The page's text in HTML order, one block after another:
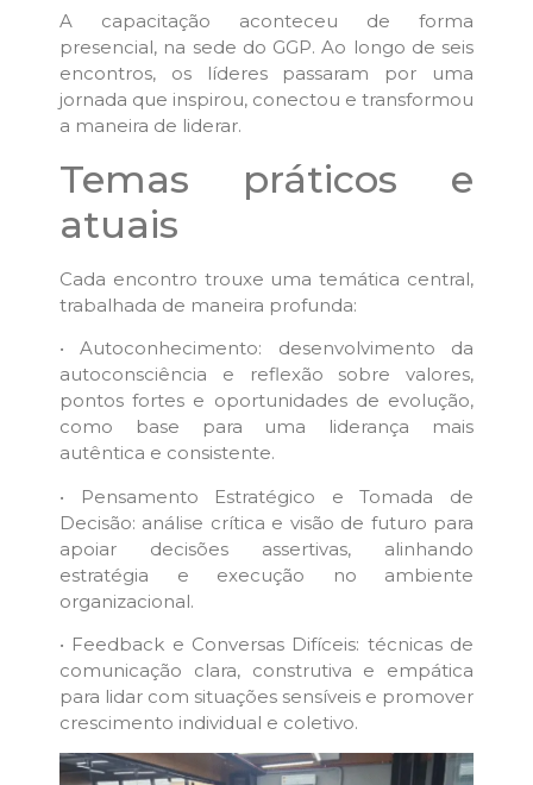
A capacitação aconteceu de forma
presencial, na sede do GGP. Ao longo de seis
encontros, os líderes passaram por uma
jornada que inspirou, conectou e transformou
a maneira de liderar.
Temas práticos e
atuais
Cada encontro trouxe uma temática central,
trabalhada de maneira profunda:
• Autoconhecimento: desenvolvimento da
autoconsciência e reflexão sobre valores,
pontos fortes e oportunidades de evolução,
como base para uma liderança mais
autêntica e consistente.
• Pensamento Estratégico e Tomada de
Decisão: análise crítica e visão de futuro para
apoiar decisões assertivas, alinhando
estratégia e execução no ambiente
organizacional.
• Feedback e Conversas Difíceis: técnicas de
comunicação clara, construtiva e empática
para lidar com situações sensíveis e promover
crescimento individual e coletivo.